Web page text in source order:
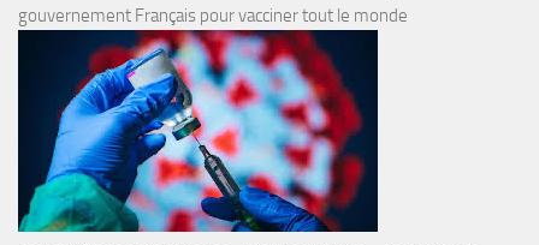
gouvernement Français pour vacciner tout le monde